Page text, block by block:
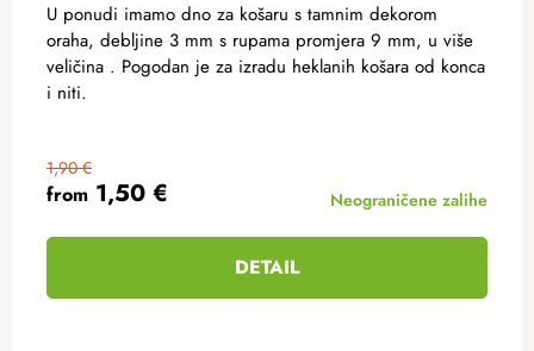
from 1,50 €
1,90 €
Neograničene zalihe
DETAIL
U ponudi imamo dno za košaru s tamnim dekorom
oraha, debljine 3 mm s rupama promjera 9 mm, u više
veličina . Pogodan je za izradu heklanih košara od konca
i niti.